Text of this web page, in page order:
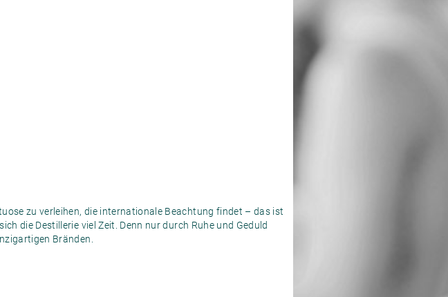
zu verleihen, die internationale Beachtung findet – das ist
die Destillerie viel Zeit. Denn nur durch Ruhe und Geduld
Bränden.